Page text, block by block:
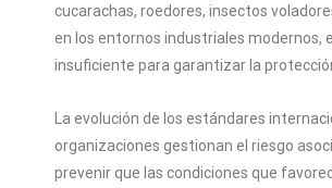
cucarachas, roedores, insectos
en los entornos industriales modernos,
insuficiente para garantizar la
La evolución de los estándares
organizaciones gestionan el riesgo
prevenir que las condiciones que